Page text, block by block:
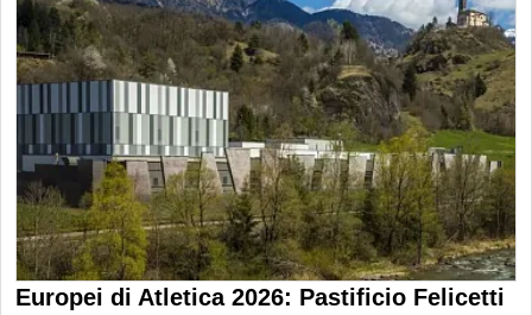
Europei di Atletica 2026: Pastificio Felicetti